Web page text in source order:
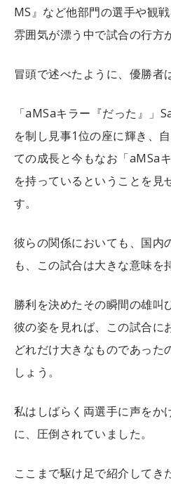
MS』など他部門の選手や観
雰囲気が漂う中で試合の行方
冒頭で述べたように、優勝者
「aMSaキラー『だった』」
を制し見事1位の座に輝き、
ての成長と今もなお「aMSa
を持っているということを見
す。
彼らの関係においても、国内
も、この試合は大きな意味を
勝利を決めたその瞬間の雄叫
彼の姿を見れば、この試合に
どれだけ大きなものであった
しょう。
私はしばらく両選手に声をか
に、圧倒されていました。
ここまで駆け足で紹介してき